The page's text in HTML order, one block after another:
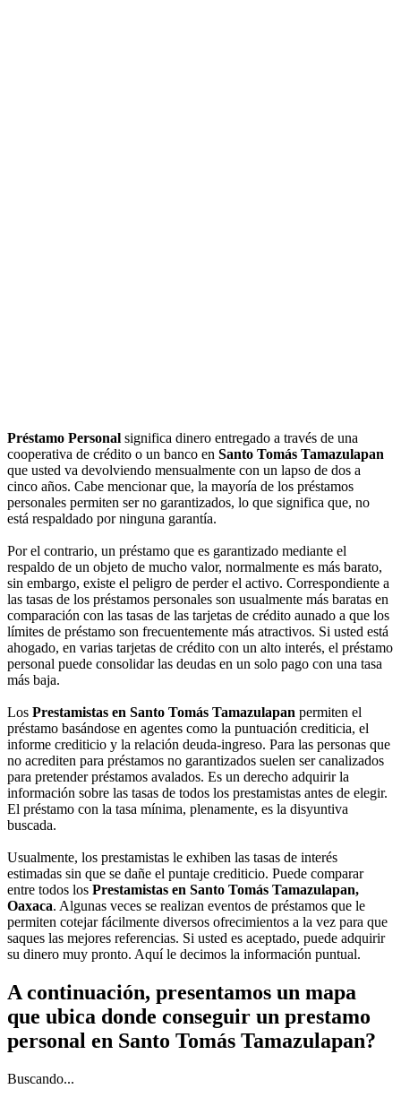
Préstamo Personal significa dinero entregado a través de una
cooperativa de crédito o un banco en Santo Tomás Tamazulapan
que usted va devolviendo mensualmente con un lapso de dos a
cinco años. Cabe mencionar que, la mayoría de los préstamos
personales permiten ser no garantizados, lo que significa que, no
está respaldado por ninguna garantía.
Por el contrario, un préstamo que es garantizado mediante el
respaldo de un objeto de mucho valor, normalmente es más barato,
sin embargo, existe el peligro de perder el activo. Correspondiente a
las tasas de los préstamos personales son usualmente más baratas en
comparación con las tasas de las tarjetas de crédito aunado a que los
límites de préstamo son frecuentemente más atractivos. Si usted está
ahogado, en varias tarjetas de crédito con un alto interés, el préstamo
personal puede consolidar las deudas en un solo pago con una tasa
más baja.
Los Prestamistas en Santo Tomás Tamazulapan permiten el
préstamo basándose en agentes como la puntuación crediticia, el
informe crediticio y la relación deuda-ingreso. Para las personas que
no acrediten para préstamos no garantizados suelen ser canalizados
para pretender préstamos avalados. Es un derecho adquirir la
información sobre las tasas de todos los prestamistas antes de elegir.
El préstamo con la tasa mínima, plenamente, es la disyuntiva
buscada.
Usualmente, los prestamistas le exhiben las tasas de interés
estimadas sin que se dañe el puntaje crediticio. Puede comparar
entre todos los Prestamistas en Santo Tomás Tamazulapan,
Oaxaca. Algunas veces se realizan eventos de préstamos que le
permiten cotejar fácilmente diversos ofrecimientos a la vez para que
saques las mejores referencias. Si usted es aceptado, puede adquirir
su dinero muy pronto. Aquí le decimos la información puntual.
A continuación, presentamos un mapa
que ubica donde conseguir un prestamo
personal en Santo Tomás Tamazulapan?
Buscando...